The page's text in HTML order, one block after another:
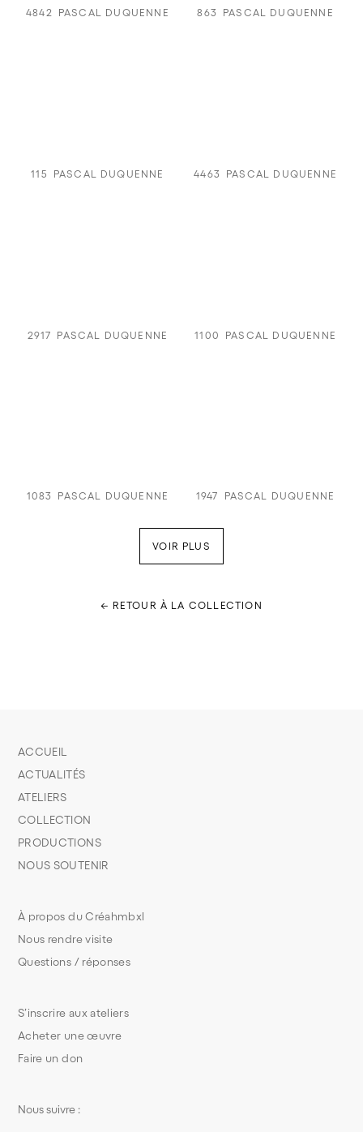
4842 PASCAL DUQUENNE 863 PASCAL DUQUENNE
115 PASCAL DUQUENNE 4463 PASCAL DUQUENNE
2917 PASCAL DUQUENNE 1100 PASCAL DUQUENNE
1083 PASCAL DUQUENNE 1947 PASCAL DUQUENNE
VOIR PLUS
← RETOUR À LA COLLECTION
S’inscrire aux ateliers
Acheter une œuvre
Faire un don
À propos du Créahmbxl
Nous rendre visite
Questions / réponses
ACCUEIL
ACTUALITÉS
ATELIERS
COLLECTION
PRODUCTIONS
NOUS SOUTENIR
Nous suivre :